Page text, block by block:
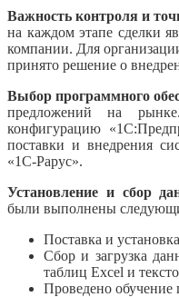
Важность контроля и
на каждом этапе сделки
компании. Для
принято решение о
Выбор программного
предложений на
конфигурацию
поставки и внедрения
«1С-Рарус».
Установление и сбор
были выполнены
Поставка и
Сбор и загрузка
таблиц Excel и
Проведено обучение